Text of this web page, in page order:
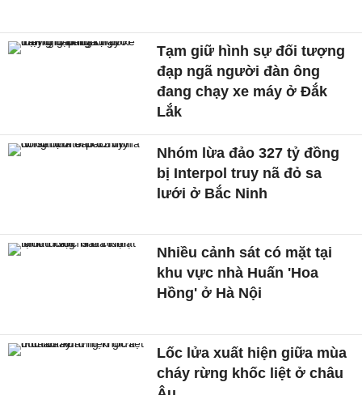
Tạm giữ hình sự đối tượng
đạp ngã người đàn ông
đang chạy xe máy ở Đắk
Lắk
Nhóm lừa đảo 327 tỷ đồng
bị Interpol truy nã đỏ sa
lưới ở Bắc Ninh
Nhiều cảnh sát có mặt tại
khu vực nhà Huấn 'Hoa
Hồng' ở Hà Nội
Lốc lửa xuất hiện giữa mùa
cháy rừng khốc liệt ở châu